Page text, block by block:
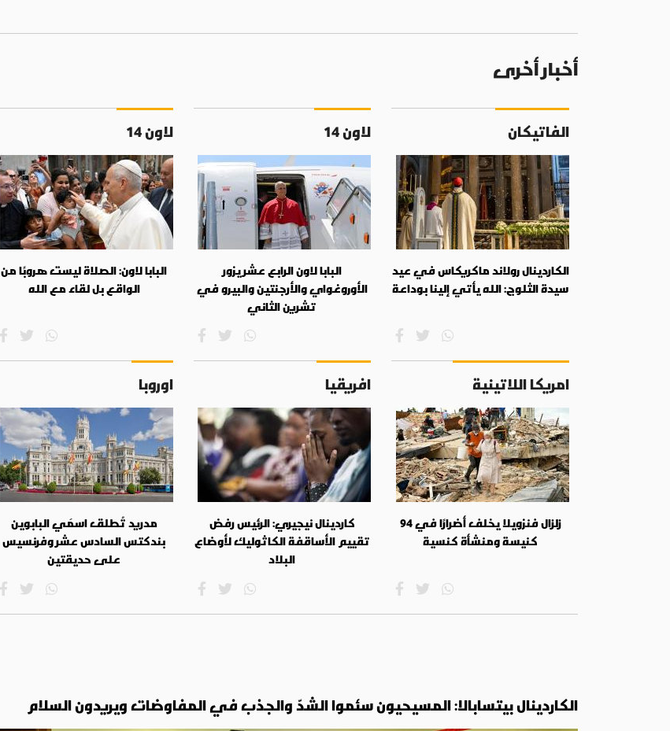
أخبار أخرى
الفاتيكان
الكاردينال رولاند ماكريكاس في عيد
سيدة الثلوج: الله يأتي إلينا بوداعة
لاون 14
البابا لاون الرابع عشر يزور
الأوروغواي والأرجنتين والبيرو في
تشرين الثاني
لاون 14
البابا لاون: الصلاة ليست هروبًا من
الواقع بل لقاء مع الله
امريكا اللاتينية
زلزال فنزويلا يخلف أضرارًا في 94
كنيسة ومنشأة كنسية
افريقيا
كاردينال نيجيري: الرئيس رفض
تقييم الأساقفة الكاثوليك لأوضاع
البلاد
اوروبا
مدريد تُطلق اسمَي البابوين
بندكتس السادس عشر وفرنسيس
على حديقتين
الكاردينال بيتسابالا: المسيحيون سئموا الشدّ والجذب في المفاوضات ويريدون السلام